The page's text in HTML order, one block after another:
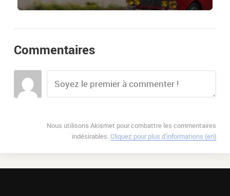
Commentaires
Nous utilisons Akismet pour combattre les commentaires
indésirables.Cliquez pour plus d'informations (en)